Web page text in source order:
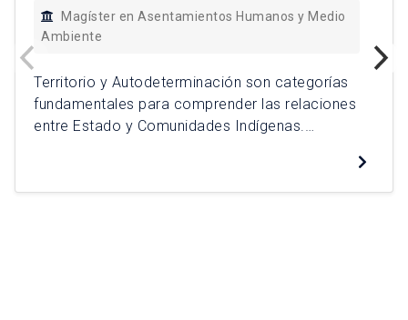
Magíster en Asentamientos Humanos y Medio
Ambiente
Territorio y Autodeterminación son categorías
fundamentales para comprender las relaciones
entre Estado y Comunidades Indígenas.
Calama, Provincia el Loa, Región de Antofagasta